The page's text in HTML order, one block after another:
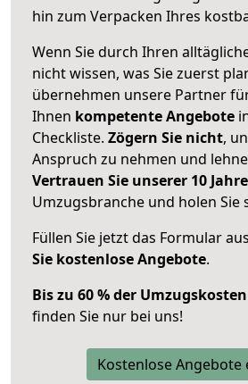
hin zum Verpacken Ihres
Wenn Sie durch Ihren
nicht wissen, was Sie zuerst
übernehmen unsere Partner
Ihnen kompetente Angebote
Checkliste. Zögern Sie nicht,
Anspruch zu nehmen und
Vertrauen Sie unserer 10
Umzugsbranche und holen Sie
Füllen Sie jetzt das Formular
Sie kostenlose Angebote.
Bis zu 60 % der
finden Sie nur bei uns!
Kostenlose Angebote